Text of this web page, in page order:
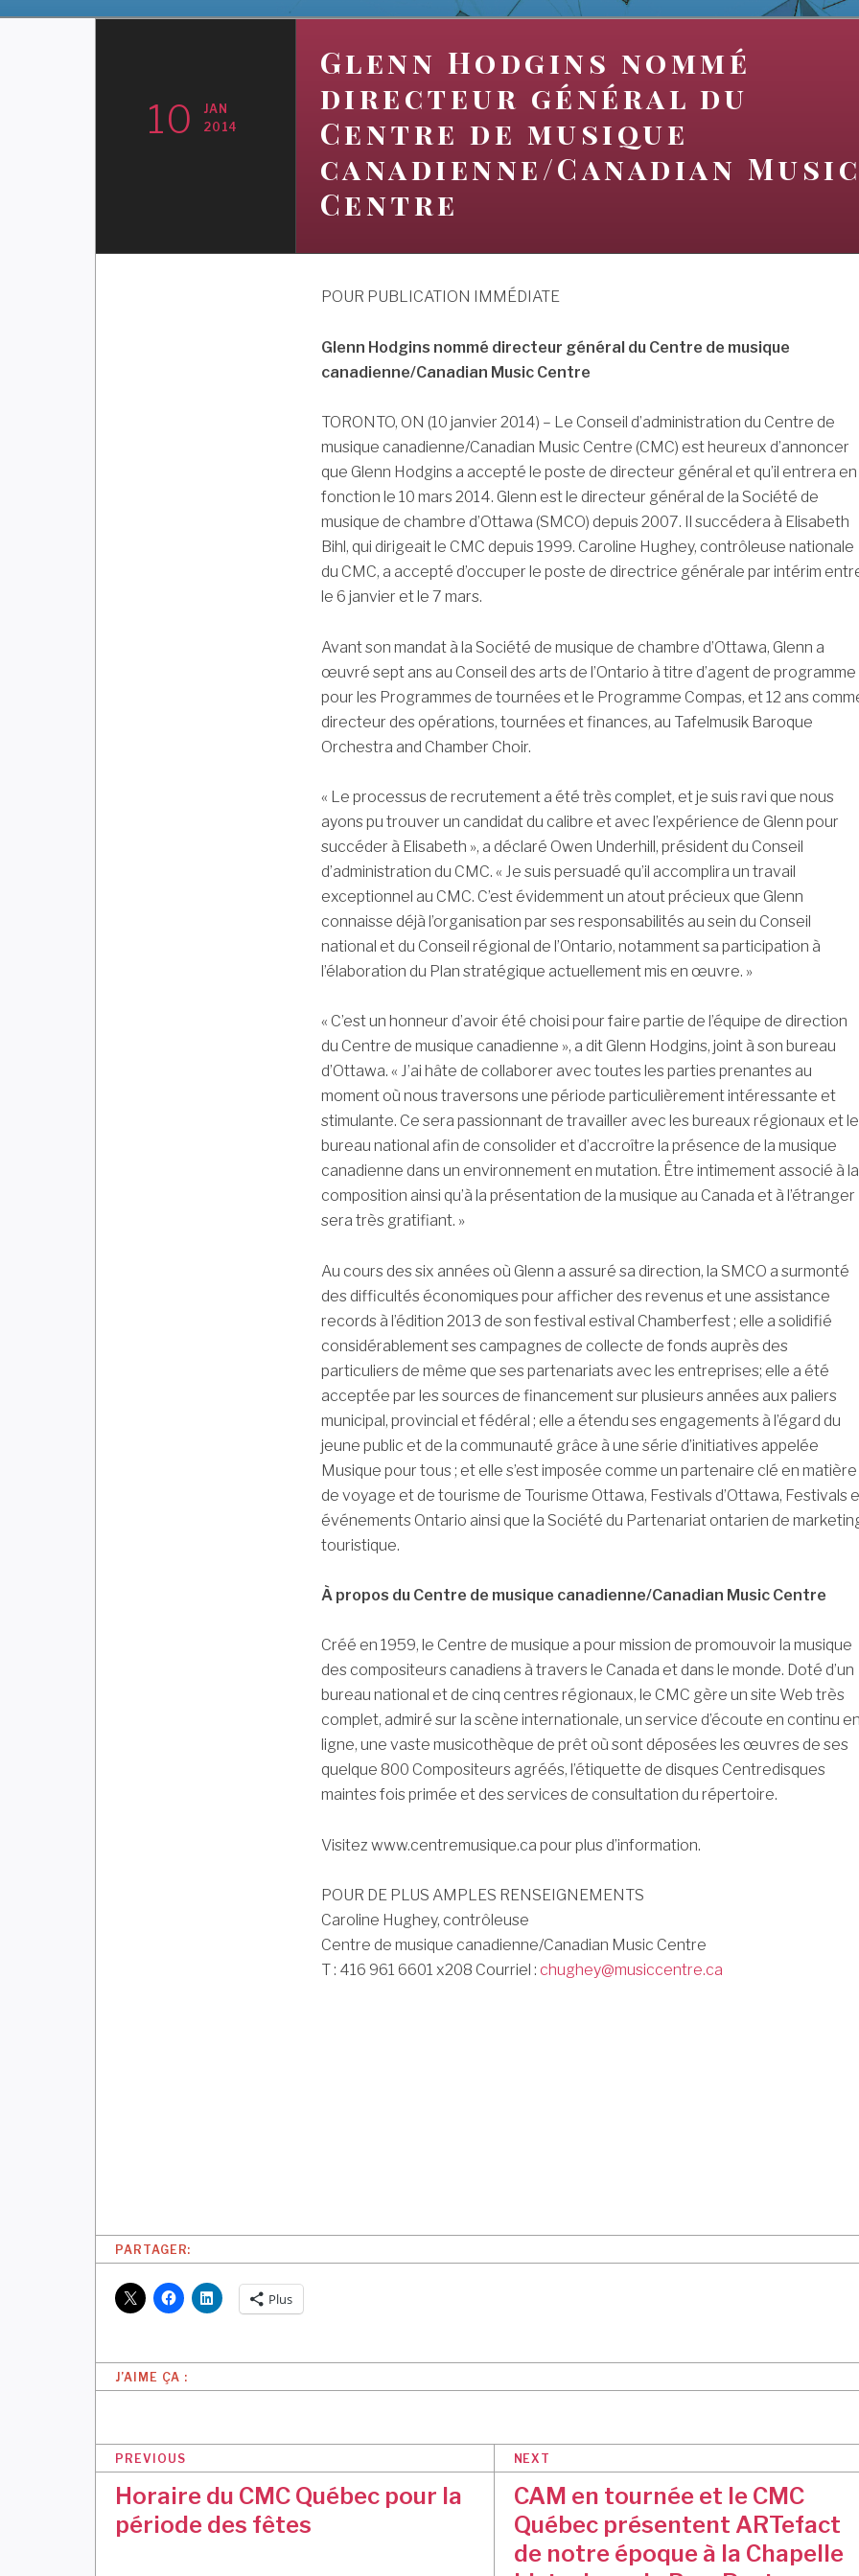
Glenn Hodgins nommé
directeur général du
Centre de musique
canadienne/Canadian
Centre
10
JAN
2014
POUR PUBLICATION IMMÉDIATE
Glenn Hodgins nommé directeur général du Centre de musique
canadienne/Canadian Music Centre
TORONTO, ON (10 janvier 2014) – Le Conseil d’administration du Centre de
musique canadienne/Canadian Music Centre (CMC) est heureux d’annoncer
que Glenn Hodgins a accepté le poste de directeur général et qu’il entrera en
fonction le 10 mars 2014. Glenn est le directeur général de la Société de
musique de chambre d’Ottawa (SMCO) depuis 2007. Il succédera à Elisabeth
Bihl, qui dirigeait le CMC depuis 1999. Caroline Hughey, contrôleuse nationale
du CMC, a accepté d’occuper le poste de directrice générale par intérim
le 6 janvier et le 7 mars.
Avant son mandat à la Société de musique de chambre d’Ottawa, Glenn a
œuvré sept ans au Conseil des arts de l’Ontario à titre d’agent de programme
pour les Programmes de tournées et le Programme Compas, et 12 ans
directeur des opérations, tournées et finances, au Tafelmusik Baroque
Orchestra and Chamber Choir.
« Le processus de recrutement a été très complet, et je suis ravi que nous
ayons pu trouver un candidat du calibre et avec l’expérience de Glenn pour
succéder à Elisabeth », a déclaré Owen Underhill, président du Conseil
d’administration du CMC. « Je suis persuadé qu’il accomplira un travail
exceptionnel au CMC. C’est évidemment un atout précieux que Glenn
connaisse déjà l’organisation par ses responsabilités au sein du Conseil
national et du Conseil régional de l’Ontario, notamment sa participation à
l’élaboration du Plan stratégique actuellement mis en œuvre. »
« C’est un honneur d’avoir été choisi pour faire partie de l’équipe de direction
du Centre de musique canadienne », a dit Glenn Hodgins, joint à son bureau
d’Ottawa. « J’ai hâte de collaborer avec toutes les parties prenantes au
moment où nous traversons une période particulièrement intéressante et
stimulante. Ce sera passionnant de travailler avec les bureaux régionaux et le
bureau national afin de consolider et d’accroître la présence de la musique
canadienne dans un environnement en mutation. Être intimement associé à la
composition ainsi qu’à la présentation de la musique au Canada et à l’étranger
sera très gratifiant. »
Au cours des six années où Glenn a assuré sa direction, la SMCO a surmonté
des difficultés économiques pour afficher des revenus et une assistance
records à l’édition 2013 de son festival estival Chamberfest ; elle a solidifié
considérablement ses campagnes de collecte de fonds auprès des
particuliers de même que ses partenariats avec les entreprises; elle a été
acceptée par les sources de financement sur plusieurs années aux paliers
municipal, provincial et fédéral ; elle a étendu ses engagements à l’égard du
jeune public et de la communauté grâce à une série d’initiatives appelée
Musique pour tous ; et elle s’est imposée comme un partenaire clé en matière
de voyage et de tourisme de Tourisme Ottawa, Festivals d’Ottawa, Festivals
événements Ontario ainsi que la Société du Partenariat ontarien de
touristique.
À propos du Centre de musique canadienne/Canadian Music Centre
Créé en 1959, le Centre de musique a pour mission de promouvoir la musique
des compositeurs canadiens à travers le Canada et dans le monde. Doté d’un
bureau national et de cinq centres régionaux, le CMC gère un site Web très
complet, admiré sur la scène internationale, un service d’écoute en continu
ligne, une vaste musicothèque de prêt où sont déposées les œuvres de ses
quelque 800 Compositeurs agréés, l’étiquette de disques Centredisques
maintes fois primée et des services de consultation du répertoire.
Visitez www.centremusique.ca pour plus d’information.
POUR DE PLUS AMPLES RENSEIGNEMENTS
Caroline Hughey, contrôleuse
Centre de musique canadienne/Canadian Music Centre
T : 416 961 6601 x208 Courriel : chughey@musiccentre.ca
PARTAGER:
Plus
J’AIME ÇA :
NPREVIOUS
Horaire du CMC Québec pour la
période des fêtes
NEXT
CAM en tournée et le CMC
Québec présentent ARTefact
de notre époque à la Chapelle